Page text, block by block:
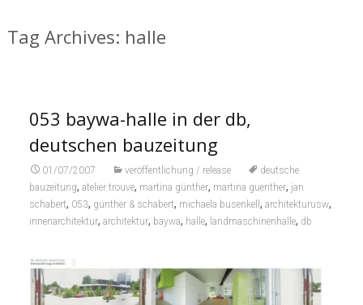
Tag Archives: halle
053 baywa-halle in der db,
deutschen bauzeitung
01/07/2007 veröffentlichung / release
deutsche
bauzeitung, atelier trouve, martina günther, martina guenther, jan
schabert, 053, günther & schabert, michaela busenkell , architekturusw,
innenarchitektur, architektur, baywa, halle, landmaschinenhalle, db